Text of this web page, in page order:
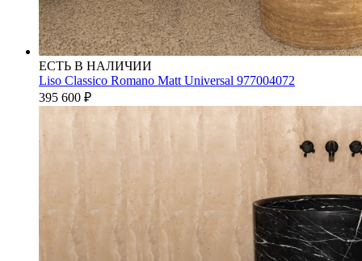
ЕСТЬ В НАЛИЧИИ
Liso Classico Romano Matt Universal 977004072
395 600 ₽